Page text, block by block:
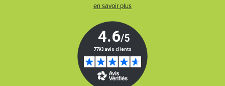
en savoir plus